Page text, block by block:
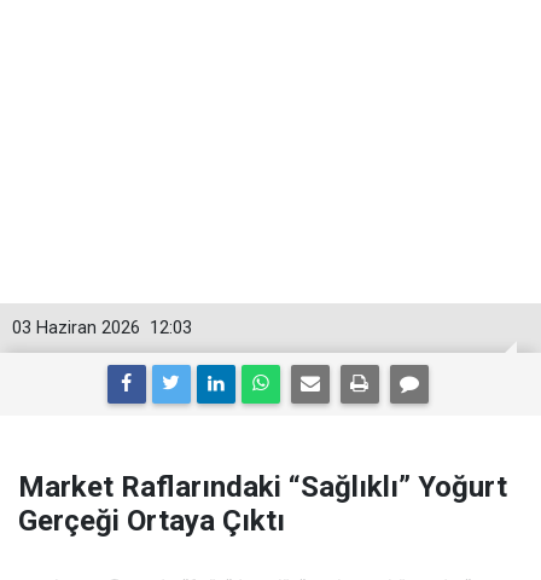
12:03
03 Haziran 2026
Market Raflarındaki “Sağlıklı” Yoğurt
Gerçeği Ortaya Çıktı